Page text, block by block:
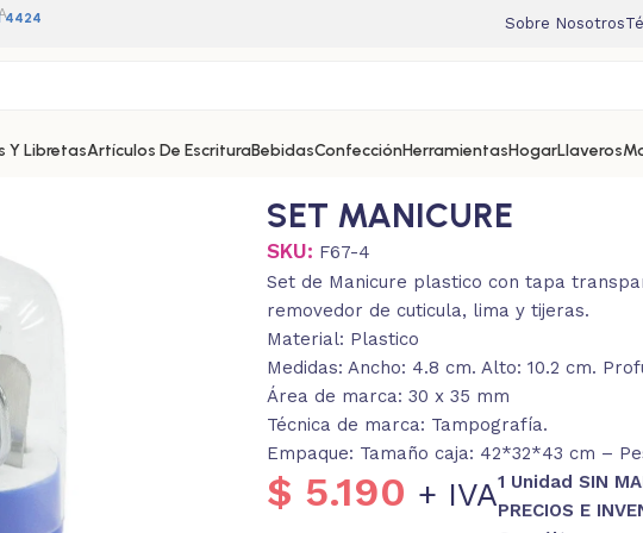
4424 Sobre Nosotros
Y LibretasArtículos De EscrituraBebidasConfecciónHerramientasHogarLlaveros
SET MANICURE
SKU: F67-4
Set de Manicure plastico con tapa
removedor de cuticula, lima y tijeras.
Material: Plastico
Medidas: Ancho: 4.8 cm. Alto: 10.2 cm.
Área de marca: 30 x 35 mm
Técnica de marca: Tampografía.
Empaque: Tamaño caja: 42*32*43 cm –
$ 5.190 + IVA1 Unidad SIN
PRECIOS E